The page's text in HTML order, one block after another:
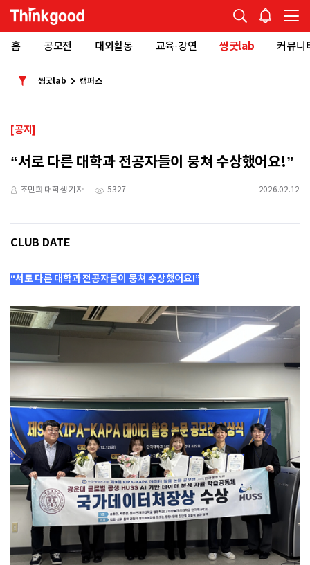
홈 공모전 대외활동 교육·강연 씽굿lab 커뮤니
씽굿lab 캠퍼스
[공지]
“서로 다른 대학과 전공자들이 뭉쳐 수상했어요!”
조민희 대학생 기자 5327 2026.02.12
CLUB DATE
“서로 다른 대학과 전공자들이 뭉쳐 수상했어요!”